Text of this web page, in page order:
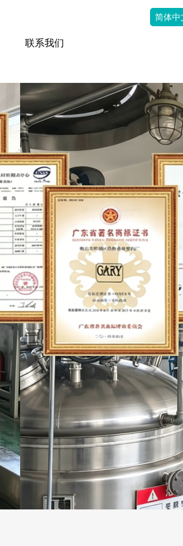
联系我们
简体中